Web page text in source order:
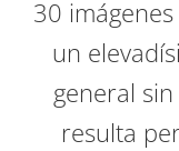
30
un
general
resulta